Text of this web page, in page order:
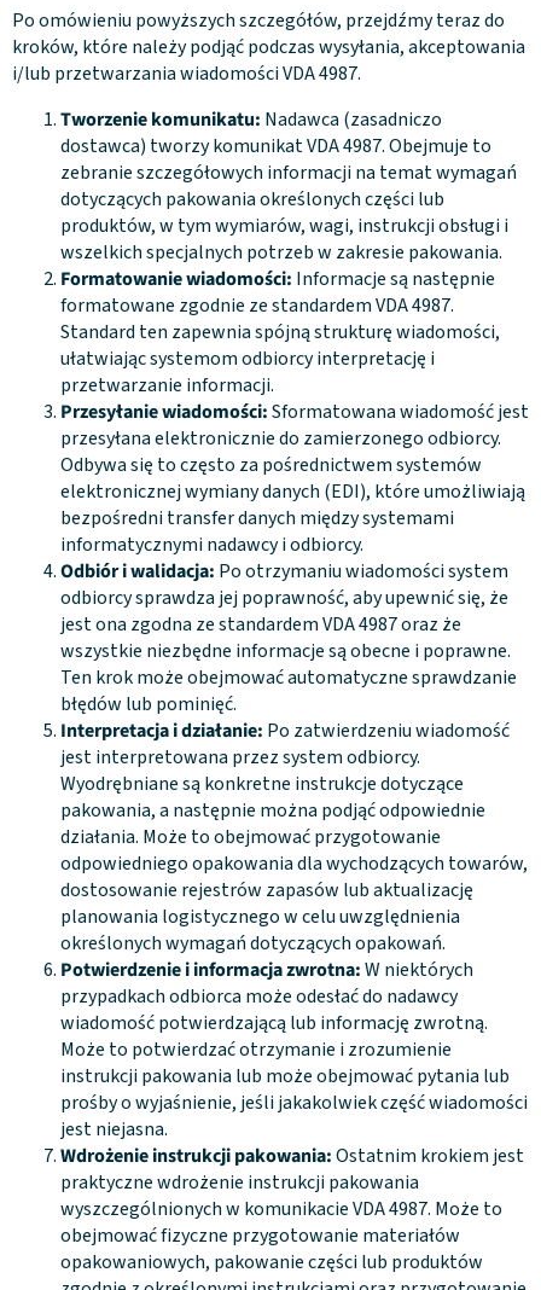
Po omówieniu powyższych szczegółów, przejdźmy teraz do
kroków, które należy podjąć podczas wysyłania, akceptowania
i/lub przetwarzania wiadomości VDA 4987.
Tworzenie komunikatu: Nadawca (zasadniczo
dostawca) tworzy komunikat VDA 4987. Obejmuje to
zebranie szczegółowych informacji na temat wymagań
dotyczących pakowania określonych części lub
produktów, w tym wymiarów, wagi, instrukcji obsługi i
wszelkich specjalnych potrzeb w zakresie pakowania.
Formatowanie wiadomości: Informacje są następnie
formatowane zgodnie ze standardem VDA 4987.
Standard ten zapewnia spójną strukturę wiadomości,
ułatwiając systemom odbiorcy interpretację i
przetwarzanie informacji.
Przesyłanie wiadomości:Sformatowana wiadomość jest
przesyłana elektronicznie do zamierzonego odbiorcy.
Odbywa się to często za pośrednictwem systemów
elektronicznej wymiany danych (EDI), które umożliwiają
bezpośredni transfer danych między systemami
informatycznymi nadawcy i odbiorcy.
Odbiór i walidacja: Po otrzymaniu wiadomości system
odbiorcy sprawdza jej poprawność, aby upewnić się, że
jest ona zgodna ze standardem VDA 4987 oraz że
wszystkie niezbędne informacje są obecne i poprawne.
Ten krok może obejmować automatyczne sprawdzanie
błędów lub pominięć.
Interpretacja i działanie: Po zatwierdzeniu wiadomość
jest interpretowana przez system odbiorcy.
Wyodrębniane są konkretne instrukcje dotyczące
pakowania, a następnie można podjąć odpowiednie
działania. Może to obejmować przygotowanie
odpowiedniego opakowania dla wychodzących towarów,
dostosowanie rejestrów zapasów lub aktualizację
planowania logistycznego w celu uwzględnienia
określonych wymagań dotyczących opakowań.
Potwierdzenie i informacja zwrotna:W niektórych
przypadkach odbiorca może odesłać do nadawcy
wiadomość potwierdzającą lub informację zwrotną.
Może to potwierdzać otrzymanie i zrozumienie
instrukcji pakowania lub może obejmować pytania lub
prośby o wyjaśnienie, jeśli jakakolwiek część wiadomości
jest niejasna.
Wdrożenie instrukcji pakowania:Ostatnim krokiem jest
praktyczne wdrożenie instrukcji pakowania
wyszczególnionych w komunikacie VDA 4987. Może to
obejmować fizyczne przygotowanie materiałów
opakowaniowych, pakowanie części lub produktów